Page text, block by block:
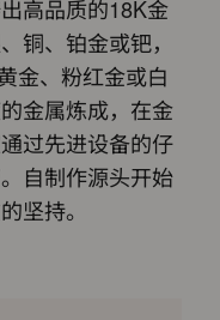
高品质的18K金
铜、铂金或钯，
金、粉红金或白
金属炼成，在金
过先进设备的仔
自制作源头开始
坚持。